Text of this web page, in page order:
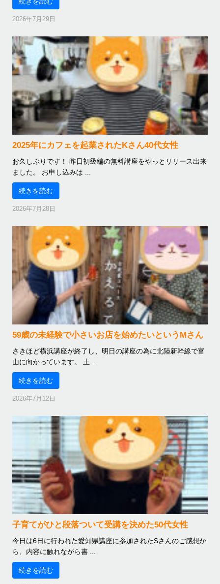
2026年7月29日
2025年にカフェを起業されたKさん40代女性
お久しぶりです！ 昨日初級編の無料講座をやっとリリース出来
ました。 お申し込みは ...
続きを読む
2026年7月28日
59歳の未経験で小さいお店を始めたいというMさん
さきほど横浜講座が終了し、明日の講座の為に北陸新幹線で富
山に向かっています。 土 ...
続きを読む
2026年7月12日
子育てがひと段落ついて受講を決めた50代女性
今日は6日に行われた愛知県講座に参加されたSさんのご感想か
ら、内容に触れながら書 ...
続きを読む